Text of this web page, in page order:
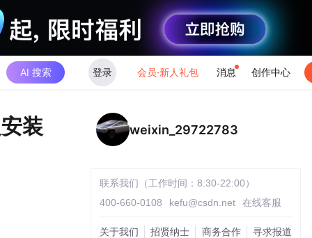
AI 搜索 登录 会员·新人礼包 消息 创作中心
装 weixin_29722783
联系我们（工作时间：8:30-22:00）
400-660-0108
kefu@csdn.net 在线客服
关于我们 招贤纳士 商务合作 寻求报道